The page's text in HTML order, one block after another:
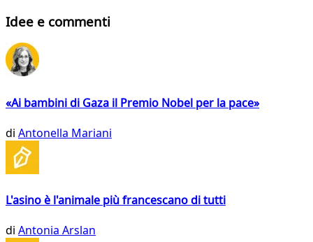
Idee e commenti
«Ai bambini di Gaza il Premio Nobel per la pace»
di Antonella Mariani
L'asino è l'animale più francescano di tutti
di Antonia Arslan